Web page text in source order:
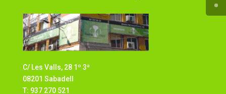
C/ Les Valls, 28 1º 3ª
08201 Sabadell
T: 937 270 521